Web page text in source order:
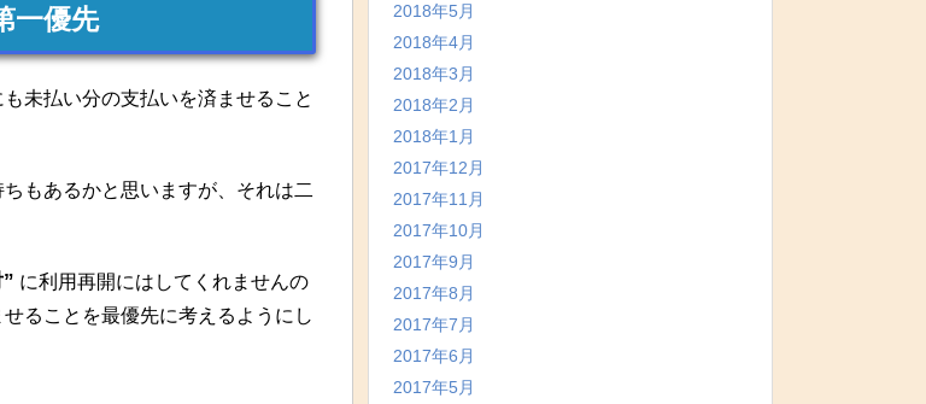
一優先
未払い分の支払いを済ませること
もあるかと思いますが、それは二
に利用再開にはしてくれませんの
ることを最優先に考えるようにし
2018年5月
2018年4月
2018年3月
2018年2月
2018年1月
2017年12月
2017年11月
2017年10月
2017年9月
2017年8月
2017年7月
2017年6月
2017年5月